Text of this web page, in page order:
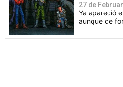
27 de
Ya apareció
aunque de